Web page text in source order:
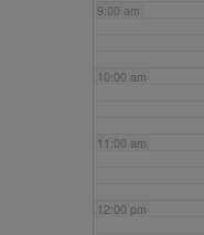
9:00 am
10:00 am
11:00 am
12:00 pm